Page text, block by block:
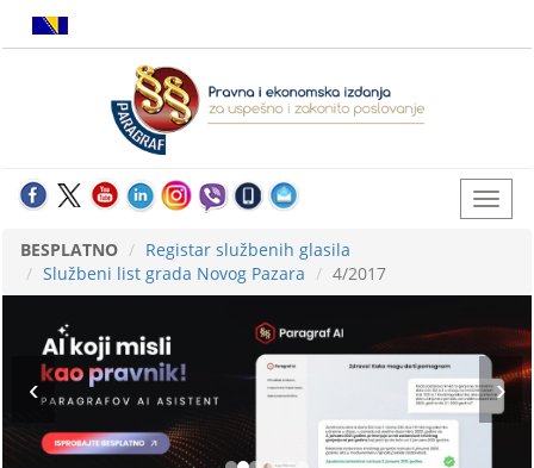
BESPLATNO
Registar službenih glasila
Službeni list grada Novog Pazara
4/2017